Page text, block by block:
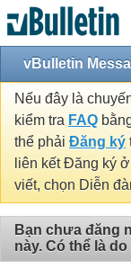
vBulletin
Nếu đây là
kiểm tra FAQ
thể phải Đăng ký
liên kết Đăng ký
viết, chọn Diễn
Bạn chưa đăng
này. Có thể là